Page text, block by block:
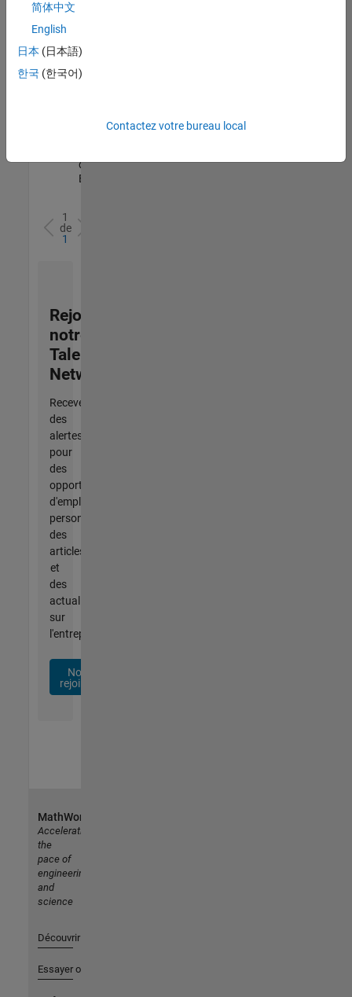
votre
région.
Senior Software Quality Engineer
Senior
Engineer
qualité |
Expérimenté(e)
1
de
1
Rejoignez
notre
Talent
Network
Recevez
des
alertes
pour
des
opportunités
d'emploi
personnalisées,
des
articles
et
des
actualités
sur
l'entreprise.
Nous
rejoindre
简体中文
English
日本 (日本語)
한국 (한국어)
Contactez votre bureau local
MathWorks
Accelerating
the
pace of
engineering
and
science
Découvrir les produits
Essayer ou acheter